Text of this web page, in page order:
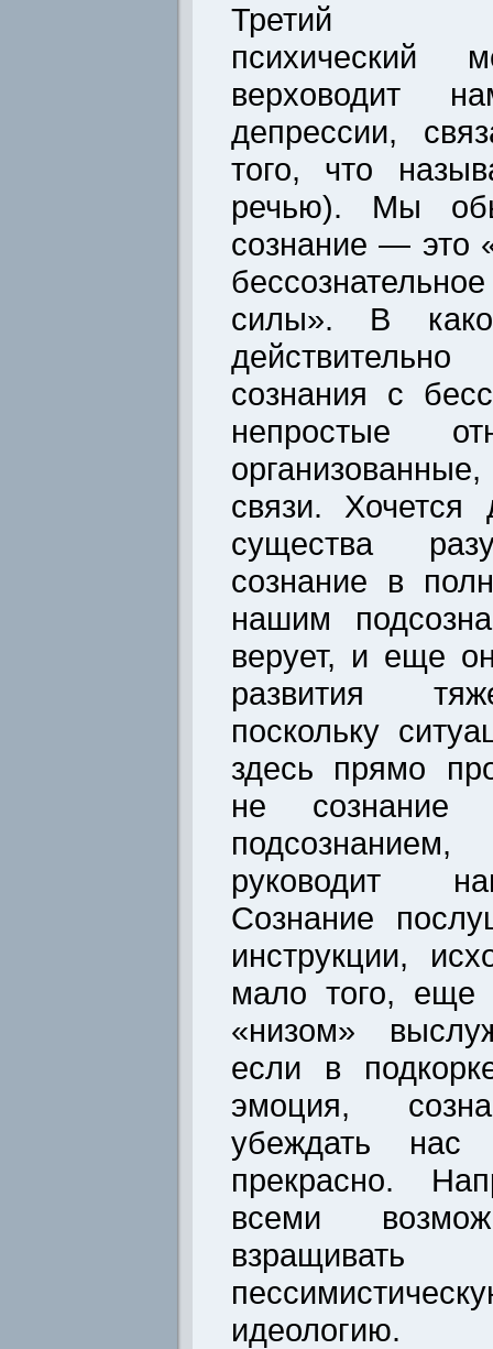
Третий
психический
верховодит
депрессии,
того, что
речью). Мы
сознание — это
силы». В
сознания с
непростые
связи.
существа
сознание в
нашим
верует, и еще
развития
поскольку
здесь прямо
не сознание
руководит
Сознание
инструкции,
мало того, еще
«низом»
если в
эмоция,
убеждать
прекрасно.
всеми
идеологию.